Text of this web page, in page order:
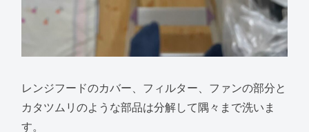
レンジフードのカバー、フィルター、ファンの部分と
カタツムリのような部品は分解して隅々まで洗いま
す。